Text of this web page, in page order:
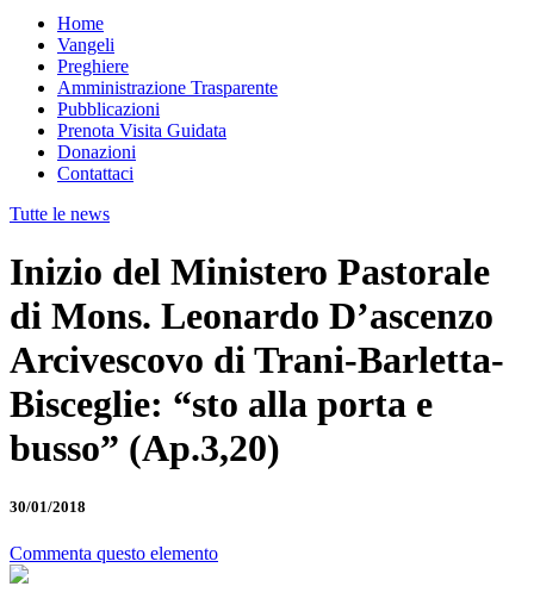
Home
Vangeli
Preghiere
Amministrazione Trasparente
Pubblicazioni
Prenota Visita Guidata
Donazioni
Contattaci
Tutte le news
Inizio del Ministero Pastorale
di Mons. Leonardo D’ascenzo
Arcivescovo di Trani-Barletta-
Bisceglie: “sto alla porta e
busso” (Ap.3,20)
30/01/2018
Commenta questo elemento